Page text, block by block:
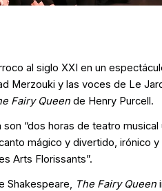
al siglo XXI en un
Merzouki y las voces de Le
Fairy Queen de Henry Purcell.
“dos horas de teatro musical
mágico y divertido, irónico
Arts Florissants”.
Shakespeare, The Fairy Queen